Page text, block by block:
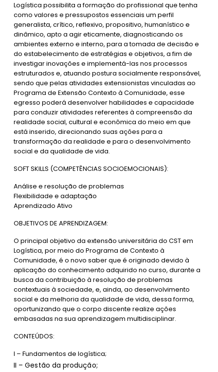
Logística possibilita a formação do profissional que tenha
como valores e pressupostos essenciais um perfil
generalista, crítico, reflexivo, propositivo, humanístico e
dinâmico, apto a agir eticamente, diagnosticando os
ambientes externo e interno, para a tomada de decisão e
do estabelecimento de estratégias e objetivos, a fim de
investigar inovações e implementá-las nos processos
estruturados e, atuando postura socialmente responsável,
sendo que pelas atividades extensionistas vinculadas ao
Programa de Extensão Contexto à Comunidade, esse
egresso poderá desenvolver habilidades e capacidade
para conduzir atividades referentes à compreensão da
realidade social, cultural e econômica do meio em que
está inserido, direcionando suas ações para a
transformação da realidade e para o desenvolvimento
social e da qualidade de vida.
SOFT SKILLS (COMPETÊNCIAS SOCIOEMOCIONAIS):
Análise e resolução de problemas
Flexibilidade e adaptação
Aprendizado Ativo
OBJETIVOS DE APRENDIZAGEM:
O principal objetivo da extensão universitária do CST em
Logística, por meio do Programa de Contexto à
Comunidade, é o novo saber que é originado devido à
aplicação do conhecimento adquirido no curso, durante a
busca da contribuição à resolução de problemas
contextuais à sociedade, e, ainda, ao desenvolvimento
social e da melhoria da qualidade de vida, dessa forma,
oportunizando que o corpo discente realize ações
embasadas na sua aprendizagem multidisciplinar.
CONTEÚDOS:
I – Fundamentos de logística;
II – Gestão da produção;